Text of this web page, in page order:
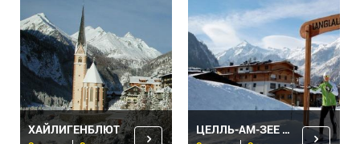
ХАЙЛИГЕНБЛЮТ ЦЕЛЛЬ-АМ-ЗЕЕ - КАПРУН